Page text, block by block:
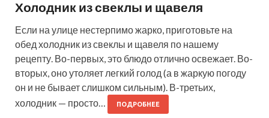
Холодник из свеклы и щавеля
Если на улице нестерпимо жарко, приготовьте на
обед холодник из свеклы и щавеля по нашему
рецепту. Во-первых, это блюдо отлично освежает. Во-
вторых, оно утоляет легкий голод (а в жаркую погоду
он и не бывает слишком сильным). В-третьих,
холодник — просто…
ПОДРОБНЕЕ